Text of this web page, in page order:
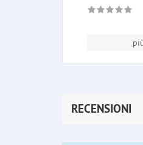
RECENSIONI